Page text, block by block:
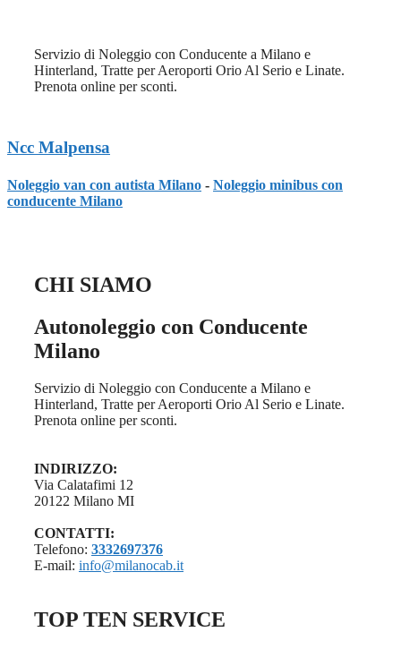
Servizio di Noleggio con Conducente a Milano e
Hinterland, Tratte per Aeroporti Orio Al Serio e Linate.
Prenota online per sconti.
Ncc Malpensa
Noleggio van con autista Milano - Noleggio minibus con
conducente Milano
CHI SIAMO
Autonoleggio con Conducente
Milano
Servizio di Noleggio con Conducente a Milano e
Hinterland, Tratte per Aeroporti Orio Al Serio e Linate.
Prenota online per sconti.
INDIRIZZO:
Via Calatafimi 12
20122 Milano MI
CONTATTI:
Telefono: 3332697376
E-mail: info@milanocab.it
TOP TEN SERVICE